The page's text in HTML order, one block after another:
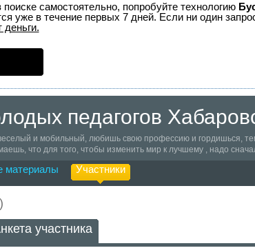
самостоятельно, попробуйте технологию
уже в течение первых 7 дней. Если ни один
деньги.
педагогов
и мобильный, любишь свою профессию и гордишься,
что для того, чтобы изменить мир к лучшему , надо
полной жизнью, понимая, что профессия учителя - лучшая
материалы Участники
участника